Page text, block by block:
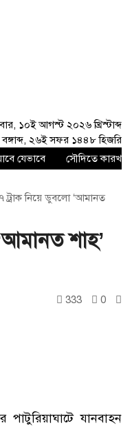
১০ই আগস্ট ২০২৬ খ্রিস্টাব্দ
২৬ই সফর ১৪৪৮ হিজরি
যেভাবে সৌদিতে
ট্রাক নিয়ে ডুবলো ‘আমানত
শাহ’
333 0
পাটুরিয়াঘাটে যানবাহন